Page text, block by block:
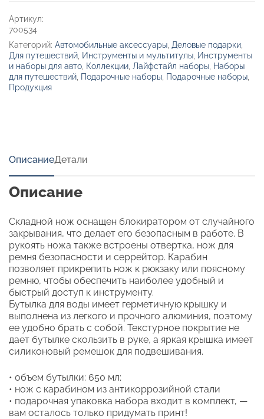
и
ножом
«Tourist»
Артикул:
700534
Категорий: Автомобильные аксессуары Деловые подарки
Для путешествий Инструменты и мультитулы Инструменты
и наборы для авто Коллекции Лайфстайл наборы Наборы
для путешествий Подарочные наборы Подарочные наборы
Продукция
ОписаниеДетали
Описание
Складной нож оснащен блокиратором от случайного
закрывания, что делает его безопасным в работе. В
рукоять ножа также встроены отвертка, нож для
ремня безопасности и серрейтор. Карабин
позволяет прикрепить нож к рюкзаку или поясному
ремню, чтобы обеспечить наиболее удобный и
быстрый доступ к инструменту.
Бутылка для воды имеет герметичную крышку и
выполнена из легкого и прочного алюминия, поэтому
ее удобно брать с собой. Текстурное покрытие не
дает бутылке скользить в руке, а яркая крышка имеет
силиконовый ремешок для подвешивания.
• объем бутылки: 650 мл;
• нож с карабином из антикоррозийной стали
• подарочная упаковка набора входит в комплект, —
вам осталось только придумать принт!